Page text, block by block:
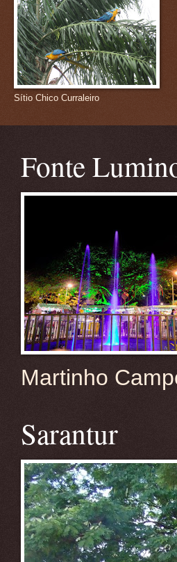
Sítio Chico Curraleiro
Fonte
Martinho
Sarantur